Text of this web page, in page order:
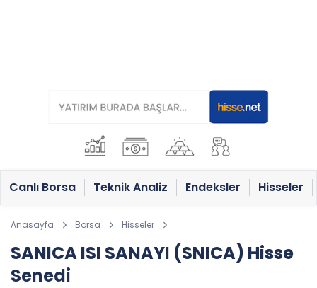
Canlı Borsa Teknik Analiz Endeksler Hisseler
Anasayfa Borsa Hisseler
SANICA ISI SANAYI (SNICA) Hisse
Senedi